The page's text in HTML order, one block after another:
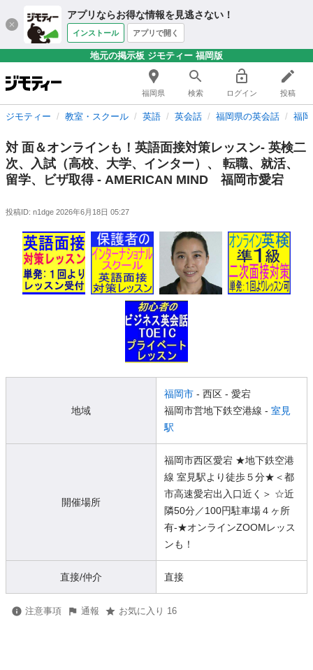
アプリならお得な情報を見逃さない！
インストール アプリで開く
地元の掲示板 ジモティー 福岡版
福岡県 検索 ログイン 投稿
ジモティー 教室・スクール 英語 英会話 福岡県の英会話 福
対 面＆オンラインも！英語面接対策レッスン- 英検二
次、入試（高校、大学、インター）、 転職、就活、
留学、ビザ取得 - AMERICAN MIND 福岡市愛宕
投稿ID: n1dge 2026年6月18日 05:27
地域
福岡市 - 西区 - 愛宕
福岡市営地下鉄空港線 - 室見
駅
開催場所
福岡市西区愛宕 ★地下鉄空港
線 室見駅より徒歩５分★＜都
市高速愛宕出入口近く＞ ☆近
隣50分／100円駐車場４ヶ所
有-★オンラインZOOMレッス
ンも！
直接/仲介 直接
注意事項 通報 お気に入り 16